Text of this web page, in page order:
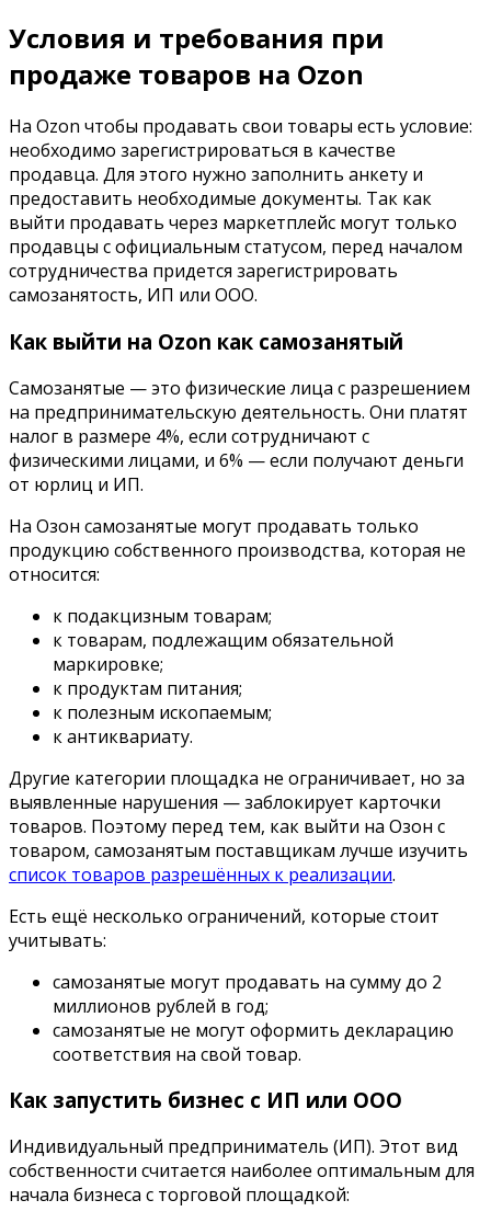
Условия и требования при
продаже товаров на Ozon
На Ozon чтобы продавать свои товары есть условие:
необходимо зарегистрироваться в качестве
продавца. Для этого нужно заполнить анкету и
предоставить необходимые документы. Так как
выйти продавать через маркетплейс могут только
продавцы с официальным статусом, перед началом
сотрудничества придется зарегистрировать
самозанятость, ИП или ООО.
Как выйти на Ozon как самозанятый
Самозанятые — это физические лица с разрешением
на предпринимательскую деятельность. Они платят
налог в размере 4%, если сотрудничают с
физическими лицами, и 6% — если получают деньги
от юрлиц и ИП.
На Озон самозанятые могут продавать только
продукцию собственного производства, которая не
относится:
к подакцизным товарам;
к товарам, подлежащим обязательной
маркировке;
к продуктам питания;
к полезным ископаемым;
к антиквариату.
Другие категории площадка не ограничивает, но за
выявленные нарушения — заблокирует карточки
товаров. Поэтому перед тем, как выйти на Озон с
товаром, самозанятым поставщикам лучше изучить
список товаров разрешённых к реализации.
Есть ещё несколько ограничений, которые стоит
учитывать:
самозанятые могут продавать на сумму до 2
миллионов рублей в год;
самозанятые не могут оформить декларацию
соответствия на свой товар.
Как запустить бизнес с ИП или ООО
Индивидуальный предприниматель (ИП). Этот вид
собственности считается наиболее оптимальным для
начала бизнеса с торговой площадкой: